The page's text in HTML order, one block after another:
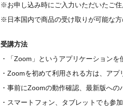
※お申し込み時にご入力いただいたご
※日本国内で商品の受け取りが可能な
受講方法
・「Zoom」というアプリケーションを
・Zoomを初めて利用される方は、ア
・事前にZoomの動作確認、最新版へ
・スマートフォン、タブレットでも参